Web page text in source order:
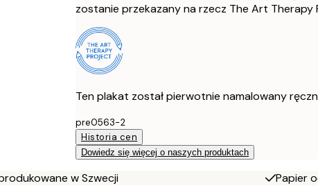
zostanie przekazany na rzecz The Art Therapy
Ten plakat został pierwotnie namalowany
pre0563-2
Historia cen
Dowiedz się więcej o naszych produktach
w Szwecji Papier